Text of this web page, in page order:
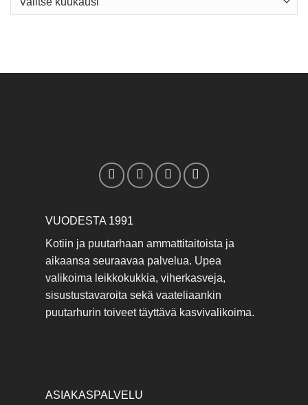
VUODESTA 1991
Kotiin ja puutarhaan ammattitaitoista ja
aikaansa seuraavaa palvelua. Upea
valikoima leikkokukkia, viherkasveja,
sisustustavaroita sekä vaateliaankin
puutarhurin toiveet täyttävä kasvivalikoima.
ASIAKASPALVELU